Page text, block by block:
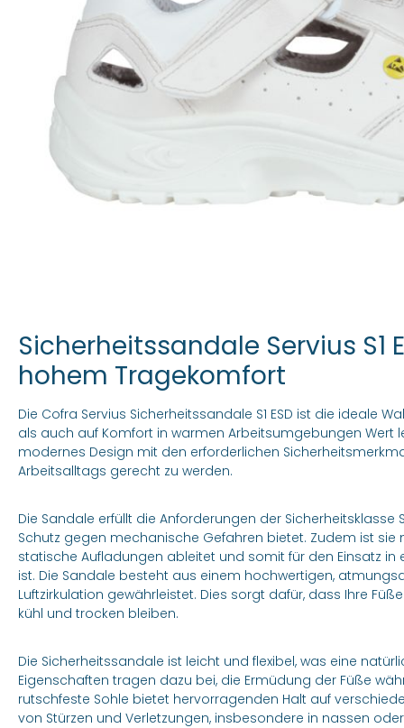
Sicherheitssandale Servius S1
hohem Tragekomfort
Die Cofra Servius Sicherheitssandale S1 ESD ist die ideale
als auch auf Komfort in warmen Arbeitsumgebungen Wert
modernes Design mit den erforderlichen
Arbeitsalltags gerecht zu werden.
Die Sandale erfüllt die Anforderungen der Sicherheitsklasse
Schutz gegen mechanische Gefahren bietet. Zudem ist sie
statische Aufladungen ableitet und somit für den Einsatz
ist. Die Sandale besteht aus einem hochwertigen,
Luftzirkulation gewährleistet. Dies sorgt dafür, dass Ihre
kühl und trocken bleiben.
Die Sicherheitssandale ist leicht und flexibel, was eine
Eigenschaften tragen dazu bei, die Ermüdung der Füße
rutschfeste Sohle bietet hervorragenden Halt auf
von Stürzen und Verletzungen, insbesondere in nassen